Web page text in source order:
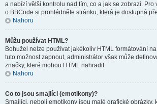
a nabízí větší kontrolu nad tím, co a jak se zobrazí. Pro
o BBCode si prohlédněte stránku, která je dostupná
Nahoru
Můžu používat HTML?
Bohužel nelze používat jakékoliv HTML formátování
tuto možnost zapnout, administrátor však může
značky, které mohou HTML nahradit.
Nahoru
Co to jsou smajlíci (emotikony)?
Smajlíci, neboli emotikony jsou malé grafické obrázky,